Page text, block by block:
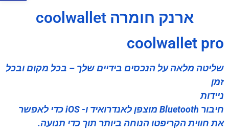
ארנק חומרה coolwallet
coolwallet pro
שליטה מלאה על הנכסים בידיים שלך – בכל מקום ובכל
זמן
ניידות
חיבור Bluetooth מוצפן לאנדרואיד ו- iOS כדי לאפשר
את חווית הקריפטו הנוחה ביותר תוך כדי תנועה.